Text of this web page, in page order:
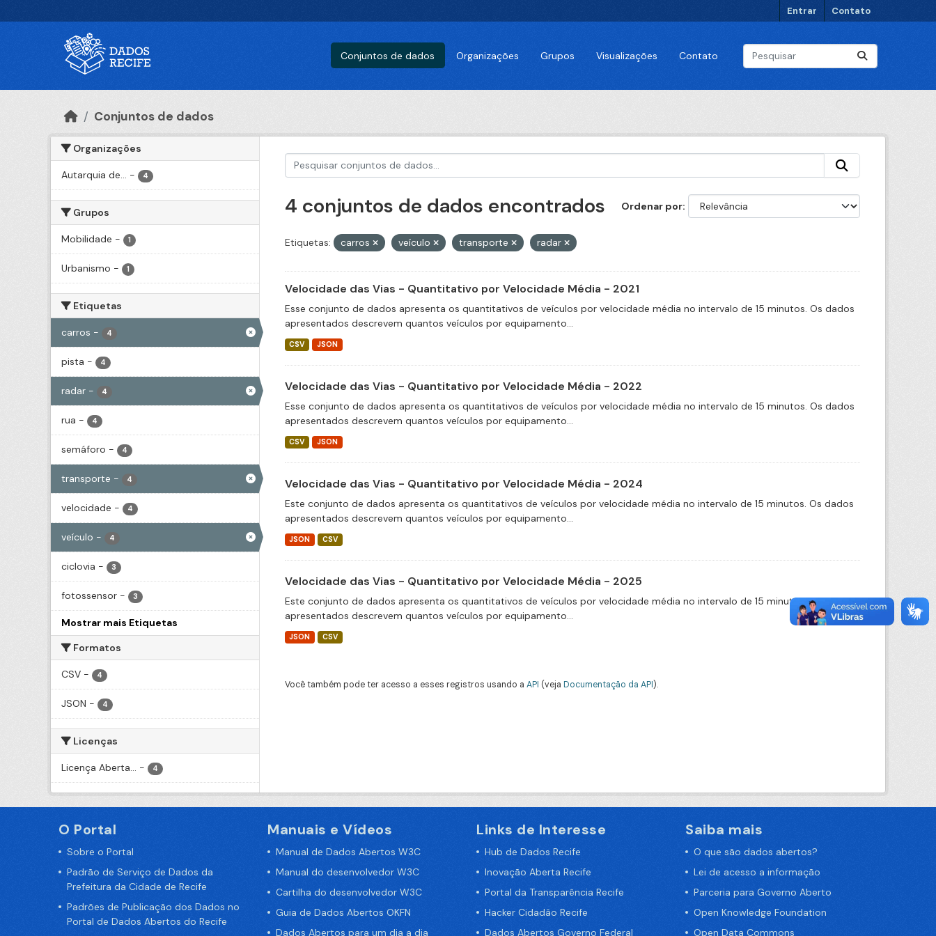
Entrar Contato
Conjuntos de dados Organizações Grupos Visualizações Contato
Conjuntos de dados
Organizações
Autarquia de... - 4
Grupos
Mobilidade - 1
Urbanismo - 1
Etiquetas
carros - 4
pista - 4
radar - 4
rua - 4
semáforo - 4
transporte - 4
velocidade - 4
veículo - 4
ciclovia - 3
fotossensor - 3
Mostrar mais Etiquetas
Formatos
CSV - 4
JSON - 4
Licenças
Licença Aberta... - 4
Ordenar por
4 conjuntos de dados encontrados
Etiquetas: carros veículo transporte radar
Velocidade das Vias - Quantitativo por Velocidade Média - 2021
Esse conjunto de dados apresenta os quantitativos de veículos por velocidade média no intervalo de 15 minutos. Os dados
apresentados descrevem quantos veículos por equipamento...
CSV JSON
Velocidade das Vias - Quantitativo por Velocidade Média - 2022
Esse conjunto de dados apresenta os quantitativos de veículos por velocidade média no intervalo de 15 minutos. Os dados
apresentados descrevem quantos veículos por equipamento...
CSV JSON
Velocidade das Vias - Quantitativo por Velocidade Média - 2024
Este conjunto de dados apresenta os quantitativos de veículos por velocidade média no intervalo de 15 minutos. Os dados
apresentados descrevem quantos veículos por equipamento...
JSON CSV
Velocidade das Vias - Quantitativo por Velocidade Média - 2025
Este conjunto de dados apresenta os quantitativos de veículos por velocidade média no intervalo de 15 minutos. Os dados
apresentados descrevem quantos veículos por equipamento...
JSON CSV
Você também pode ter acesso a esses registros usando a API (veja Documentação da API).
O Portal
Sobre o Portal
Padrão de Serviço de Dados da
Prefeitura da Cidade de Recife
Padrões de Publicação dos Dados no
Portal de Dados Abertos do Recife
Manuais e Vídeos
Manual de Dados Abertos W3C
Manual do desenvolvedor W3C
Cartilha do desenvolvedor W3C
Guia de Dados Abertos OKFN
Dados Abertos para um dia a dia
Links de Interesse
Hub de Dados Recife
Inovação Aberta Recife
Portal da Transparência Recife
Hacker Cidadão Recife
Dados Abertos Governo Federal
Saiba mais
O que são dados abertos?
Lei de acesso a informação
Parceria para Governo Aberto
Open Knowledge Foundation
Open Data Commons